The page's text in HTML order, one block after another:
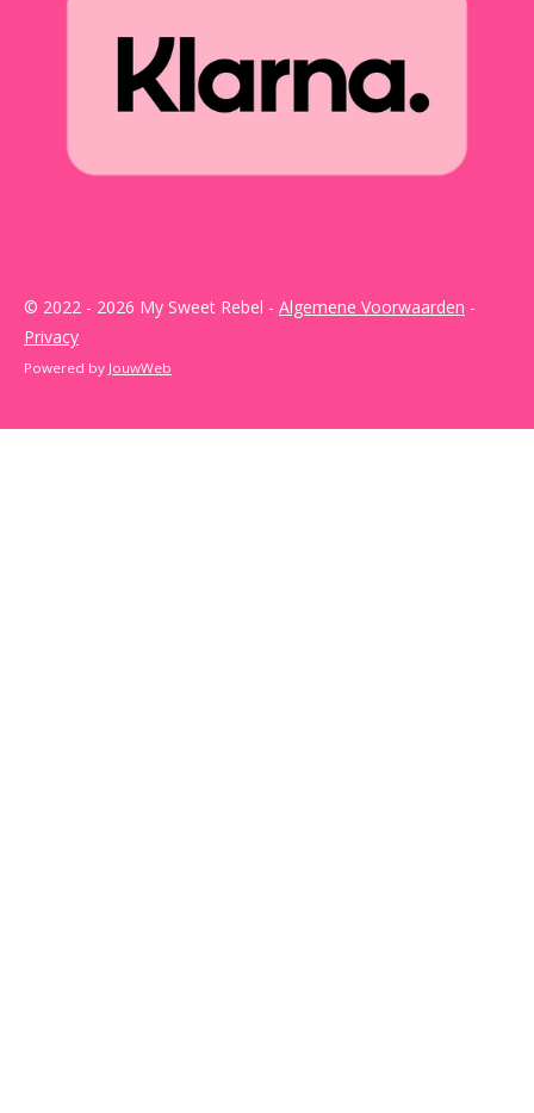
© 2022 - 2026 My Sweet Rebel - Algemene Voorwaarden -
Privacy
Powered by JouwWeb